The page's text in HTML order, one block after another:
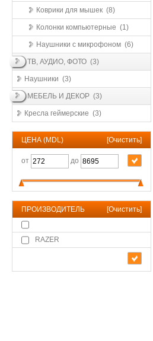
Коврики для мышек (8)
Колонки компьютерные (1)
Наушники с микрофоном (6)
ТВ, АУДИО, ФОТО (3)
Наушники (3)
МЕБЕЛЬ И ДЕКОР (3)
Кресла геймерские (3)
ЦЕНА (MDL) [Очистить]
от до
ПРОИЗВОДИТЕЛЬ [Очистить]
RAZER